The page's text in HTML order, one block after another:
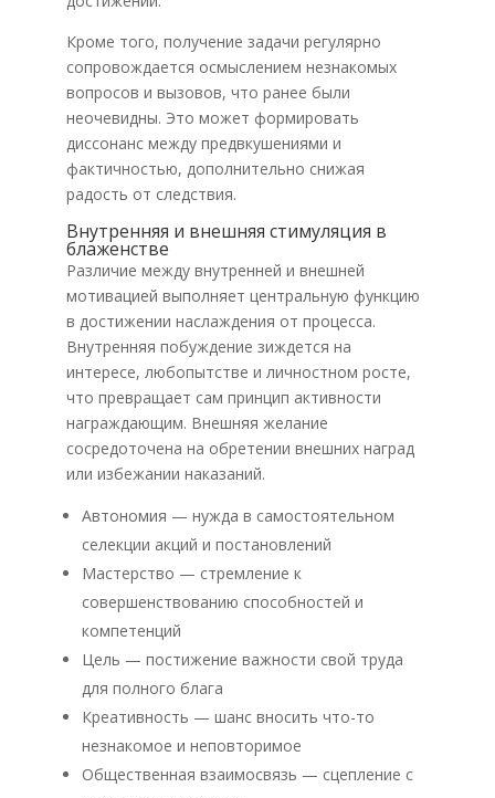
Кроме того, получение задачи регулярно
сопровождается осмыслением незнакомых
вопросов и вызовов, что ранее были
неочевидны. Это может формировать
диссонанс между предвкушениями и
фактичностью, дополнительно снижая
радость от следствия.
Внутренняя и внешняя стимуляция в
блаженстве
Различие между внутренней и внешней
мотивацией выполняет центральную функцию
в достижении наслаждения от процесса.
Внутренняя побуждение зиждется на
интересе, любопытстве и личностном росте,
что превращает сам принцип активности
награждающим. Внешняя желание
сосредоточена на обретении внешних наград
или избежании наказаний.
Автономия — нужда в самостоятельном
селекции акций и постановлений
Мастерство — стремление к
совершенствованию способностей и
компетенций
Цель — постижение важности свой труда
для полного блага
Креативность — шанс вносить что-то
незнакомое и неповторимое
Общественная взаимосвязь — сцепление с